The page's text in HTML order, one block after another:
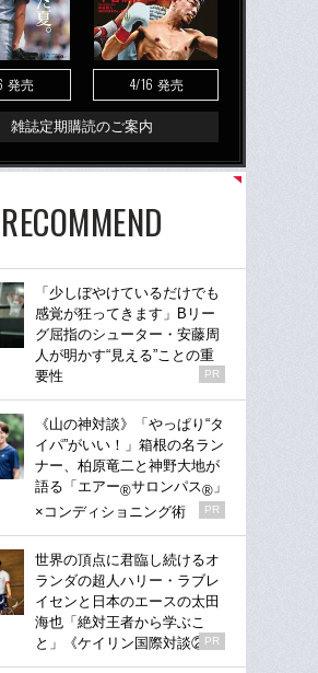
発売 4/16 発売
雑誌定期購読のご案内
RECOMMEND
「少しぼやけているだけでも
感覚が狂ってきます」Bリー
グ屈指のシューター・安藤周
人が明かす“見える”ことの重
要性
PR
《山の神対談》「やっぱり“タ
イパ”がいい！」箱根の名ラン
ナー、柏原竜二と神野大地が
語る「エアー®サロンパス® 」
×コンディショニング術
PR
世界の頂点に君臨し続けるオ
ランダの超人ハリー・ラブレ
イセンと日本のエースの太田
海也「絶対王者から学ぶこ
と」《ケイリン国際対談②》
PR